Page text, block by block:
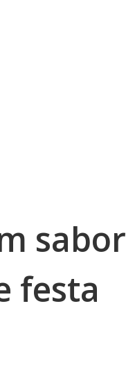
sabor
festa